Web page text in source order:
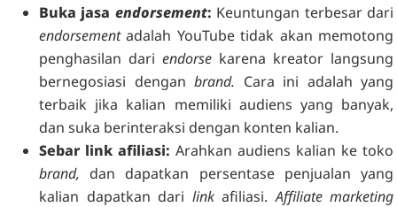
Buka jasa endorsement: Keuntungan terbesar dari
endorsementadalah YouTube tidak akan memotong
penghasilan dari endorse karena kreator langsung
bernegosiasi dengan brand. Cara ini adalah yang
terbaik jika kalian memiliki audiens yang banyak,
dan suka berinteraksi dengan konten kalian.
Sebar link afiliasi: Arahkan audiens kalian ke toko
brand, dan dapatkan persentase penjualan yang
kalian dapatkan dari link afiliasi.Affiliate marketing